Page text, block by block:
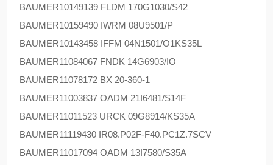
BAUMER10149139 FLDM 170G1030/S42
BAUMER10159490 IWRM 08U9501/P
BAUMER10143458 IFFM 04N1501/O1KS35L
BAUMER11084067 FNDK 14G6903/IO
BAUMER11078172 BX 20-360-1
BAUMER11003837 OADM 21I6481/S14F
BAUMER11011523 URCK 09G8914/KS35A
BAUMER11119430 IR08.P02F-F40.PC1Z.7SCV
BAUMER11017094 OADM 13I7580/S35A